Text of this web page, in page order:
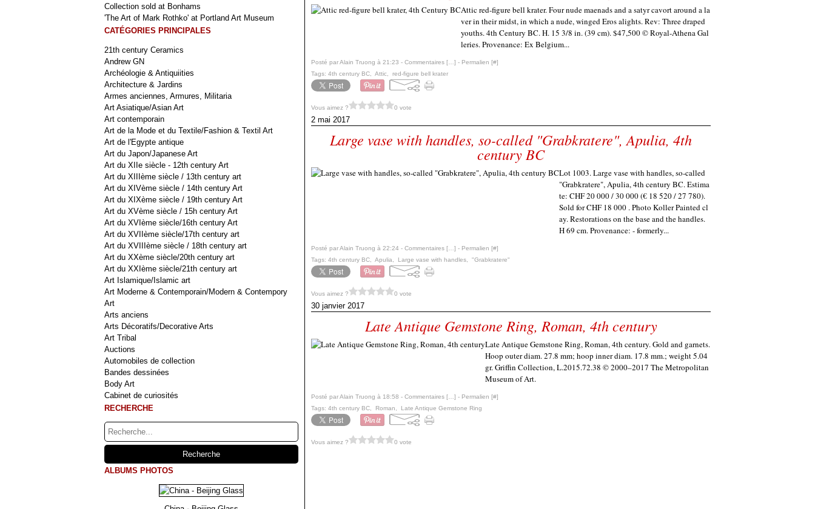
Collection sold at Bonhams
'The Art of Mark Rothko' at Portland Art Museum
CATÉGORIES PRINCIPALES
21th century Ceramics
Andrew GN
Archéologie & Antiquiities
Architecture & Jardins
Armes anciennes, Armures, Militaria
Art Asiatique/Asian Art
Art contemporain
Art de la Mode et du Textile/Fashion & Textil Art
Art de l'Egypte antique
Art du Japon/Japanese Art
Art du XIIe siècle - 12th century Art
Art du XIIIème siècle / 13th century art
Art du XIVème siècle / 14th century Art
Art du XIXème siècle / 19th century Art
Art du XVème siècle / 15h century Art
Art du XVIème siècle/16th century Art
Art du XVIIème siècle/17th century art
Art du XVIIIème siècle / 18th century art
Art du XXème siècle/20th century art
Art du XXIème siècle/21th century art
Art Islamique/Islamic art
Art Moderne & Contemporain/Modern & Contempory
Art
Arts anciens
Arts Décoratifs/Decorative Arts
Art Tribal
Auctions
Automobiles de collection
Bandes dessinées
Body Art
Cabinet de curiosités
RECHERCHE
ALBUMS PHOTOS
Attic red-figure bell krater. Four nude maenads and a satyr cavort around a la
ver in their midst, in which a nude, winged Eros alights. Rev: Three draped
youths. 4th Century BC. H. 15 3/8 in. (39 cm). $47,500 © Royal-Athena Gal
leries. Provenance: Ex Belgium...
Posté par Alain Truong à 21:23 - Commentaires [ ] - Permalien [#]
Tags: 4th century BC Attic red-figure bell krater
Vous aimez ? 0 vote
2 mai 2017
Large vase with handles, so-called "Grabkratere", Apulia, 4th
century BC
Lot 1003. Large vase with handles, so-called
"Grabkratere", Apulia, 4th century BC. Estima
te: CHF 20 000 / 30 000 (€ 18 520 / 27 780).
Sold for CHF 18 000 . Photo Koller Painted cl
ay. Restorations on the base and the handles.
H 69 cm. Provenance: - formerly...
Posté par Alain Truong à 22:24 - Commentaires [ ] - Permalien [#]
Tags: 4th century BC Apulia Large vase with handles "Grabkratere"
Vous aimez ? 0 vote
30 janvier 2017
Late Antique Gemstone Ring, Roman, 4th century
Late Antique Gemstone Ring, Roman, 4th century. Gold and garnets.
Hoop outer diam. 27.8 mm; hoop inner diam. 17.8 mm.; weight 5.04
gr. Griffin Collection, L.2015.72.38 © 2000–2017 The Metropolitan
Museum of Art.
Posté par Alain Truong à 18:58 - Commentaires [ ] - Permalien [#]
Tags: 4th century BC Roman Late Antique Gemstone Ring
Vous aimez ? 0 vote